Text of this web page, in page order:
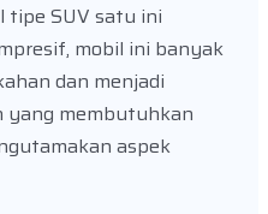
tipe SUV satu ini
mobil ini banyak
dan menjadi
membutuhkan
aspek